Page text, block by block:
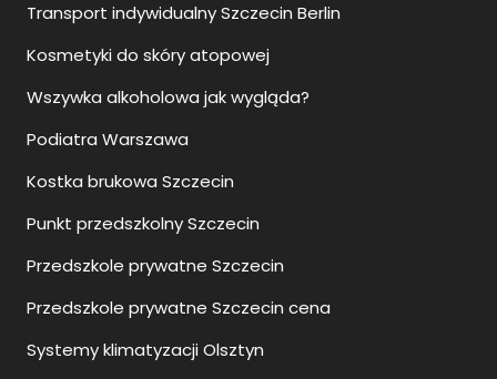
Transport indywidualny Szczecin Berlin
Kosmetyki do skóry atopowej
Wszywka alkoholowa jak wygląda?
Podiatra Warszawa
Kostka brukowa Szczecin
Punkt przedszkolny Szczecin
Przedszkole prywatne Szczecin
Przedszkole prywatne Szczecin cena
Systemy klimatyzacji Olsztyn